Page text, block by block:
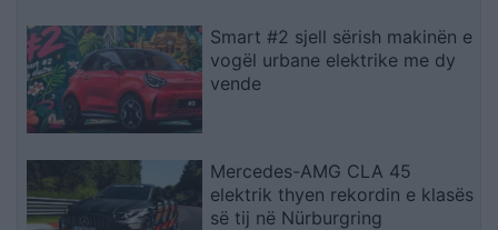
Smart #2 sjell sërish makinën e
vogël urbane elektrike me dy
vende
Mercedes-AMG CLA 45
elektrik thyen rekordin e klasës
së tij në Nürburgring